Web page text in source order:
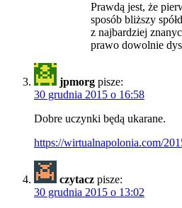
Prawdą jest, że
sposób bliższy
z najbardziej
prawo dowolnie
jpmorg pisze:
30 grudnia 2015 o 16:58
Dobre uczynki będą ukarane.
https://wirtualnapolonia.com/
czytacz pisze:
30 grudnia 2015 o 13:02